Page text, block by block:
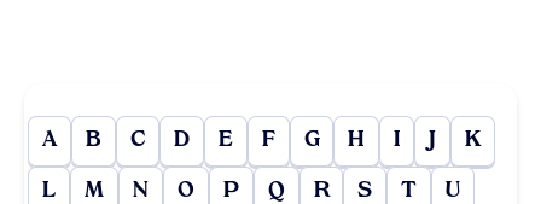
A B C D E F G H I J K
L M N O P Q R S T U